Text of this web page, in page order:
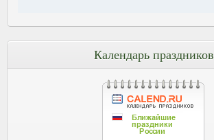
Календарь праздников